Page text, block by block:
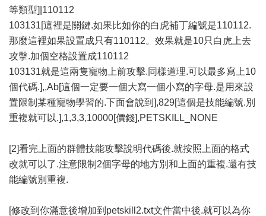
等類型]|110112
103131[這裡是關鍵.如果比如你的白虎補丁編號是110112.
那麼這裡如果設置成只有110112。效果就是10只白虎上去
攻擊.加個空格設置成110112
103131就是這兩隻寵物上前攻擊.同樣道理.可以最多寫上10
個代碼.],,Ab[這個一定要一個大寫一個小寫的字母.是用來設
置限制某種寵物學習的.下面會說到],829[這個是技能編號.別
重複就可以.],1,3,3,10000[價錢],PETSKILL_NONE
[2]看完上面的群體技能攻擊說明代碼後.就按照上面的格式
改就可以了.注意限制2個字母的地方別和上面的重複.還有技
能編號別重複.
[修改到你滿意後增加到petskill2.txt文件當中後.就可以為你